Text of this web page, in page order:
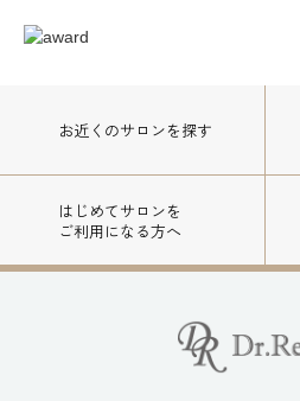
お近くのサロンを探す
はじめてサロンを
ご利用になる方へ